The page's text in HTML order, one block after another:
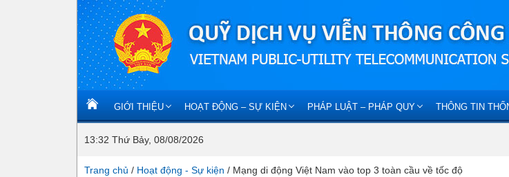
GIỚI THIỆU HOẠT ĐỘNG – SỰ KIỆN PHÁP LUẬT – PHÁP QUY THÔNG TIN
13:32 Thứ Bảy, 08/08/2026
Trang chủ / Hoạt động - Sự kiện / Mạng di động Việt Nam vào top 3 toàn cầu về tốc độ